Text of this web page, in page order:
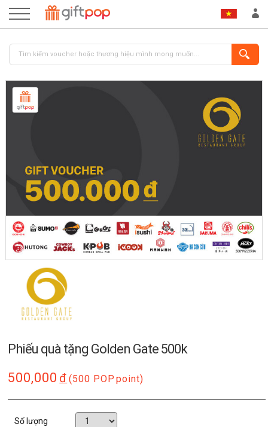
ĐĂNG NHẬP
Phiếu quà tặng Golden Gate 500k
500,000 đ (500 POP point)
Số lượng